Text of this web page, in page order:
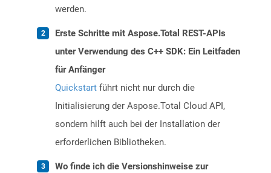
werden.
Erste Schritte mit Aspose.Total REST-APIs
unter Verwendung des C++ SDK: Ein Leitfaden
für Anfänger
Quickstart führt nicht nur durch die
Initialisierung der Aspose.Total Cloud API,
sondern hilft auch bei der Installation der
erforderlichen Bibliotheken.
Wo finde ich die Versionshinweise zur